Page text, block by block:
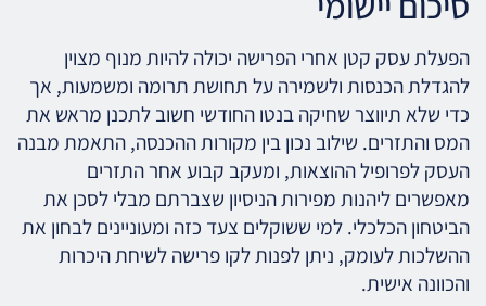
הפעלת עסק קטן אחרי הפרישה יכולה להיות מנוף מצוין
להגדלת הכנסות ולשמירה על תחושת תרומה ומשמעות, אך
כדי שלא תיווצר שחיקה בנטו החודשי חשוב לתכנן מראש את
המס והתזרים. שילוב נכון בין מקורות ההכנסה, התאמת מבנה
העסק לפרופיל ההוצאות, ומעקב קבוע אחר התזרים
מאפשרים ליהנות מפירות הניסיון שצברתם מבלי לסכן את
הביטחון הכלכלי. למי ששוקלים צעד כזה ומעוניינים לבחון את
ההשלכות לעומק, ניתן לפנות לקו פרישה לשיחת היכרות
והכוונה אישית.